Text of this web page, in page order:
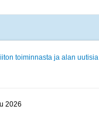
toiminnasta ja alan uutisia
2026